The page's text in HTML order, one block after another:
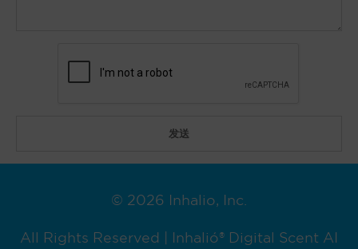
© 2026 Inhalio, Inc.
All Rights Reserved | Inhalió® Digital Scent AI